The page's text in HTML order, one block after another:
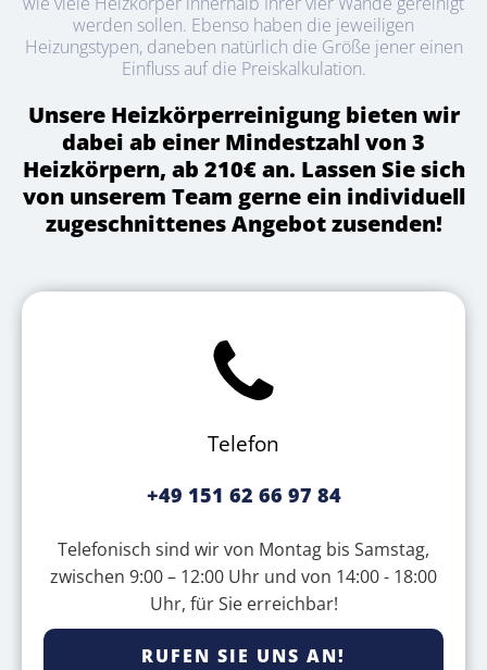
werden sollen. Ebenso haben die jeweiligen
Heizungstypen, daneben natürlich die Größe jener einen
Einfluss auf die Preiskalkulation.
Unsere Heizkörperreinigung bieten wir
dabei ab einer Mindestzahl von 3
Heizkörpern, ab 210€ an. Lassen Sie sich
von unserem Team gerne ein individuell
zugeschnittenes Angebot zusenden!
Telefon
+49 151 62 66 97 84
Telefonisch sind wir von Montag bis Samstag,
zwischen 9:00 – 12:00 Uhr und von 14:00 - 18:00
Uhr, für Sie erreichbar!
RUFEN SIE UNS AN!